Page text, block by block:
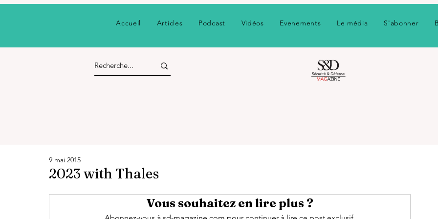
Accueil Articles Podcast Vidéos Evenements Le média S'abonner
2023 with Thales
9 mai 2015
Vous souhaitez en lire plus ?